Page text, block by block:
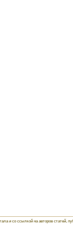
и со ссылкой на авторов статей,